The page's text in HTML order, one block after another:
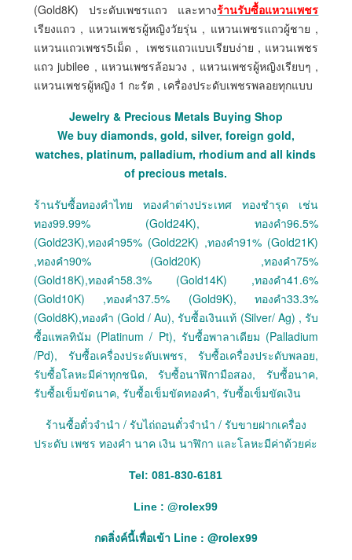
(Gold8K) ประดับเพชรแถว และทางร้านรับซื้อแหวนเพชร
เรียงแถว , แหวนเพชรผู้หญิงวัยรุ่น , แหวนเพชรแถวผู้ชาย ,
แหวนแถวเพชร5เม็ด , เพชรแถวแบบเรียบง่าย , แหวนเพชร
แถว jubilee , แหวนเพชรล้อมวง , แหวนเพชรผู้หญิงเรียบๆ ,
แหวนเพชรผู้หญิง 1 กะรัต , เครื่องประดับเพชรพลอยทุกแบบ
Jewelry & Precious Metals Buying Shop
We buy diamonds, gold, silver, foreign gold,
watches, platinum, palladium, rhodium and all kinds
of precious metals.
ร้านรับซื้อทองคำไทย ทองคำต่างประเทศ ทองชำรุด เช่น
ทอง99.99% (Gold24K), ทองคำ96.5%
(Gold23K),ทองคำ95% (Gold22K) ,ทองคำ91% (Gold21K)
,ทองคำ90% (Gold20K) ,ทองคำ75%
(Gold18K),ทองคำ58.3% (Gold14K) ,ทองคำ41.6%
(Gold10K) ,ทองคำ37.5% (Gold9K), ทองคำ33.3%
(Gold8K),ทองคำ (Gold / Au), รับซื้อเงินแท้ (Silver/ Ag) , รับ
ซื้อแพลทินัม (Platinum / Pt), รับซื้อพาลาเดียม (Palladium
/Pd), รับซื้อเครื่องประดับเพชร, รับซื้อเครื่องประดับพลอย,
รับซื้อโลหะมีค่าทุกชนิด, รับซื้อนาฬิกามือสอง, รับซื้อนาค,
รับซื้อเข็มขัดนาค, รับซื้อเข็มขัดทองคำ, รับซื้อเข็มขัดเงิน
ร้านซื้อตั๋วจำนำ / รับไถ่ถอนตั๋วจำนำ / รับขายฝากเครื่อง
ประดับ เพชร ทองคำ นาค เงิน นาฬิกา และโลหะมีค่าด้วยค่ะ
Tel: 081-830-6181
Line : @rolex99
กดลิ่งค์นี้เพื่อเข้า Line : @rolex99